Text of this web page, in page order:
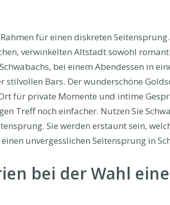
für einen diskreten
verwinkelten Altstadt sowohl
bei einem Abendessen in
stilvollen Bars. Der wunderschöne
für private Momente und intime
Treff noch einfacher. Nutzen Sie
Sie werden erstaunt sein,
unvergesslichen Seitensprung in
bei der Wahl